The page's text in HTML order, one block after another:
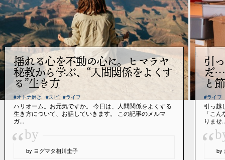
揺れる心を不動の心に。ヒマラヤ
秘教から学ぶ、“人間関係をよくす
る”生き方
#オトナ磨き #スピ #ライフ
ハリオーム。お元気ですか。 今日は、人間関係をよくする
生き方について、お話していきます。 この記事のメルマ
ガ...
“by
by ヨグマタ相川圭子
引
だ…
と
#ライフ
引っ越
「こ
りませ
“ by